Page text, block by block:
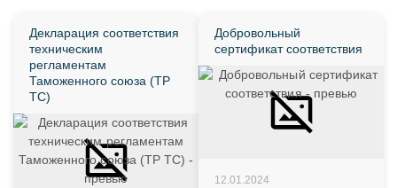
Декларация соответствия
техническим
регламентам
Таможенного союза (ТР
ТС)
Добровольный
сертификат соответствия
12.01.2024